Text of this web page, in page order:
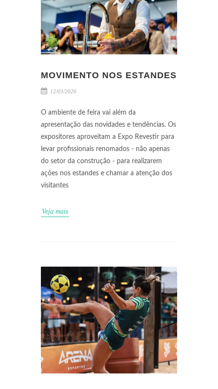
MOVIMENTO NOS ESTANDES
12/03/2026
O ambiente de feira vai além da
apresentação das novidades e tendências. Os
expositores aproveitam a Expo Revestir para
levar profissionais renomados - não apenas
do setor da construção - para realizarem
ações nos estandes e chamar a atenção dos
visitantes
Veja mais